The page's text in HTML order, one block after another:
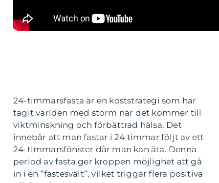
24-timmarsfasta är en koststrategi som har
tagit världen med storm när det kommer till
viktminskning och förbättrad hälsa. Det
innebär att man fastar i 24 timmar följt av ett
24-timmarsfönster där man kan äta. Denna
period av fasta ger kroppen möjlighet att gå
in i en ”fastesvält”, vilket triggar flera positiva